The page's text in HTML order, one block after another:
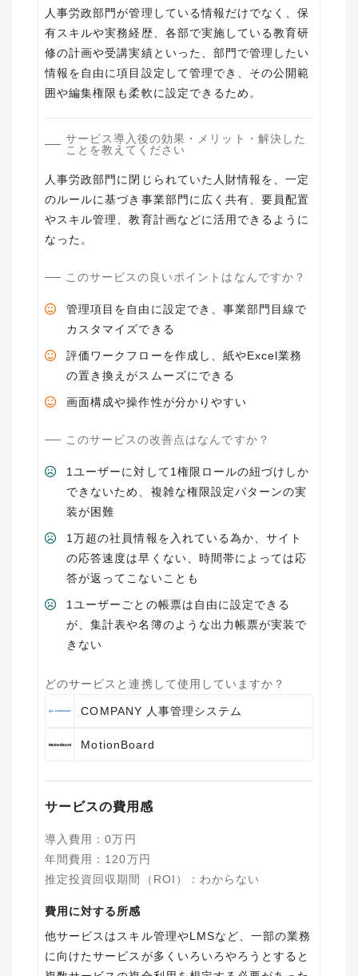
人事労政部門が管理している情報だけでなく、保
有スキルや実務経歴、各部で実施している教育研
修の計画や受講実績といった、部門で管理したい
情報を自由に項目設定して管理でき、その公開範
囲や編集権限も柔軟に設定できるため。
サービス導入後の効果・メリット・解決した
ことを教えてください
人事労政部門に閉じられていた人財情報を、一定
のルールに基づき事業部門に広く共有、要員配置
やスキル管理、教育計画などに活用できるように
なった。
このサービスの良いポイントはなんですか？
管理項目を自由に設定でき、事業部門目線で
カスタマイズできる
評価ワークフローを作成し、紙やExcel業務
の置き換えがスムーズにできる
画面構成や操作性が分かりやすい
このサービスの改善点はなんですか？
1ユーザーに対して1権限ロールの紐づけしか
できないため、複雑な権限設定パターンの実
装が困難
1万超の社員情報を入れている為か、サイト
の応答速度は早くない、時間帯によっては応
答が返ってこないことも
1ユーザーごとの帳票は自由に設定できる
が、集計表や名簿のような出力帳票が実装で
きない
どのサービスと連携して使用していますか？
COMPANY 人事管理システム
MotionBoard
サービスの費用感
導入費用 ：0万円
年間費用 ： 120万円
推定投資回収期間（ROI）
： わからない
費用に対する所感
他サービスはスキル管理やLMSなど、一部の業務
に向けたサービスが多くいろいろやろうとすると